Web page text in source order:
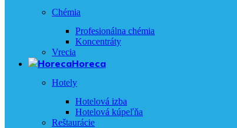
Chémia
Profesionálna chémia
Koncentráty
Vrecia
Horeca
Hotely
Hotelová izba
Hotelová kúpeľňa
Reštaurácie